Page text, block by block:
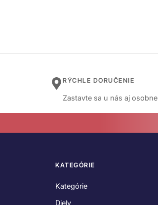
RÝCHLE DORUČENIE
Zastavte sa u nás aj osobne
KATEGÓRIE
Kategórie
Diely